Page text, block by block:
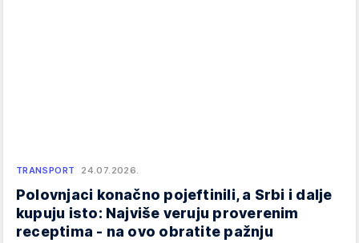
TRANSPORT 24.07.2026.
Polovnjaci konačno pojeftinili, a Srbi i dalje
kupuju isto: Najviše veruju proverenim
receptima - na ovo obratite pažnju